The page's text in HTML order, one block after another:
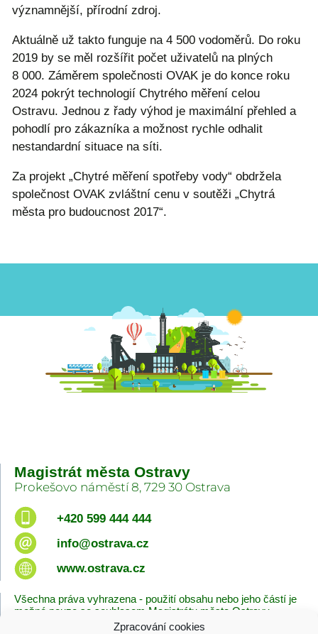
Zpracování cookies
významnější, přírodní zdroj.
Aktuálně už takto funguje na 4 500 vodoměrů. Do roku
2019 by se měl rozšířit počet uživatelů na plných
8 000. Záměrem společnosti OVAK je do konce roku
2024 pokrýt technologií Chytrého měření celou
Ostravu. Jednou z řady výhod je maximální přehled a
pohodlí pro zákazníka a možnost rychle odhalit
nestandardní situace na síti.
Za projekt „Chytré měření spotřeby vody“ obdržela
společnost OVAK zvláštní cenu v soutěži „Chytrá
města pro budoucnost 2017“.
Magistrát města Ostravy
Prokešovo náměstí 8, 729 30 Ostrava
+420 599 444 444
info@ostrava.cz
www.ostrava.cz
Všechna práva vyhrazena - použití obsahu nebo jeho částí je
možné pouze se souhlasem Magistrátu města Ostravy.